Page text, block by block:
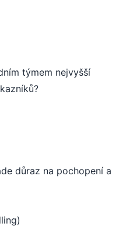
týmem nejvyšší
důraz na pochopení a